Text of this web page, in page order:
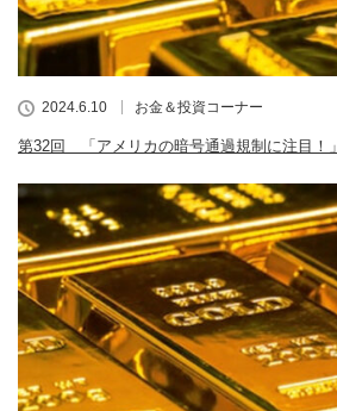
2024.6.10 お金＆投資コーナー
第32回 「アメリカの暗号通過規制に注目！」